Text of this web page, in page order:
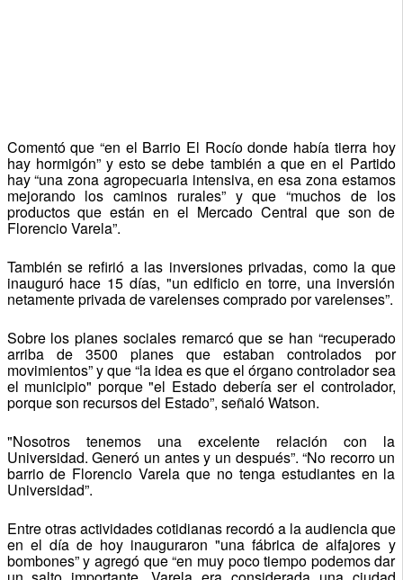
Comentó que “en el Barrio El Rocío donde había tierra hoy
hay hormigón” y esto se debe también a que en el Partido
hay“una zona agropecuaria intensiva, en esa zona estamos
mejorando los caminos rurales” y que “muchos de los
productos que están en el Mercado Central que son de
Florencio Varela”.
También se refirió a las inversiones privadas, como la que
inauguró hace 15 días, "un edificio en torre, una inversión
netamente privada de varelenses comprado por varelenses”.
Sobre los planes sociales remarcó que se han “recuperado
arriba de 3500 planes que estaban controlados por
movimientos” y que “la idea es que el órgano controlador sea
el municipio" porque "el Estado debería ser el controlador,
porque son recursos del Estado”, señaló Watson.
"Nosotros tenemos una excelente relación con la
Universidad. Generó un antes y un después”. “No recorro un
barrio de Florencio Varela que no tenga estudiantes en la
Universidad”.
Entre otras actividades cotidianas recordó a la audiencia que
en el día de hoy inauguraron "una fábrica de alfajores y
bombones” y agregó que “en muy poco tiempo podemos dar